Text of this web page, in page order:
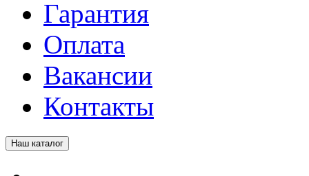
Гарантия
Оплата
Вакансии
Контакты
Наш каталог